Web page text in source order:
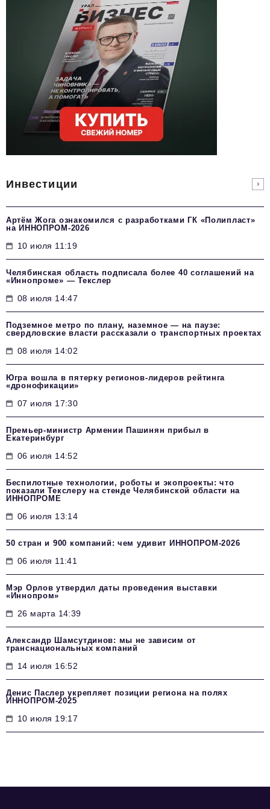
Инвестиции
Артём Жога ознакомился с разработками ГК «Полипласт»
на ИННОПРОМ-2026
10 июля 11:19
Челябинская область подписала более 40 соглашений на
«Иннопроме» — Текслер
08 июля 14:47
Подземное метро по плану, наземное — на паузе:
свердловские власти рассказали о транспортных проектах
08 июля 14:02
Югра вошла в пятерку регионов-лидеров рейтинга
«дронофикации»
07 июля 17:30
Премьер-министр Армении Пашинян прибыл в
Екатеринбург
06 июля 14:52
Беспилотные технологии, роботы и экопроекты: что
показали Текслеру на стенде Челябинской области на
ИННОПРОМЕ
06 июля 13:14
50 стран и 900 компаний: чем удивит ИННОПРОМ‑2026
06 июля 11:41
Мэр Орлов утвердил даты проведения выставки
«Иннопром»
26 марта 14:39
Александр Шамсутдинов: мы не зависим от
транснациональных компаний
14 июля 16:52
Денис Паслер укрепляет позиции региона на полях
ИННОПРОМ-2025
10 июля 19:17